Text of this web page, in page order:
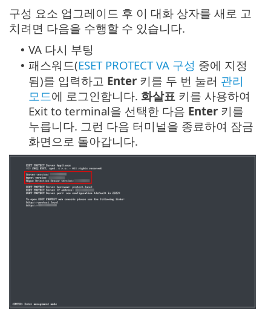
구성 요소 업그레이드 후 이 대화 상자를 새로 고
치려면 다음을 수행할 수 있습니다.
• VA 다시 부팅
• 패스워드(ESET PROTECT VA 구성 중에 지정
됨)를 입력하고 Enter 키를 두 번 눌러 관리
모드에 로그인합니다. 화살표 키를 사용하여
Exit to terminal을 선택한 다음 Enter 키를
누릅니다. 그런 다음 터미널을 종료하여 잠금
화면으로 돌아갑니다.